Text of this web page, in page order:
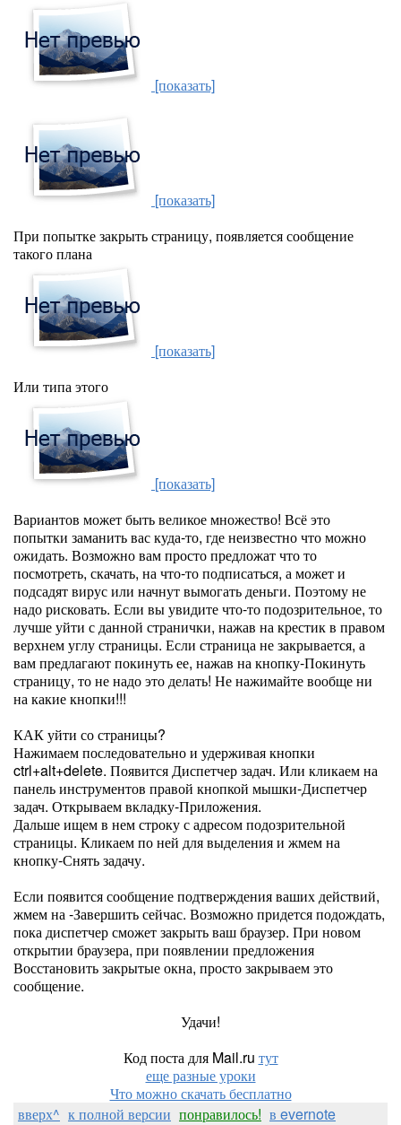
[показать]
[показать]
При попытке закрыть страницу, появляется сообщение
такого плана
[показать]
Или типа этого
[показать]
Вариантов может быть великое множество! Всё это
попытки заманить вас куда-то, где неизвестно что можно
ожидать. Возможно вам просто предложат что то
посмотреть, скачать, на что-то подписаться, а может и
подсадят вирус или начнут вымогать деньги. Поэтому не
надо рисковать. Если вы увидите что-то подозрительное, то
лучше уйти с данной странички, нажав на крестик в правом
верхнем углу страницы. Если страница не закрывается, а
вам предлагают покинуть ее, нажав на кнопку-Покинуть
страницу, то не надо это делать! Не нажимайте вообще ни
на какие кнопки!!!
КАК уйти со страницы?
Нажимаем последовательно и удерживая кнопки
ctrl+alt+delete. Появится Диспетчер задач. Или кликаем на
панель инструментов правой кнопкой мышки-Диспетчер
задач. Открываем вкладку-Приложения.
Дальше ищем в нем строку с адресом подозрительной
страницы. Кликаем по ней для выделения и жмем на
кнопку-Снять задачу.
Если появится сообщение подтверждения ваших действий,
жмем на -Завершить сейчас. Возможно придется подождать,
пока диспетчер сможет закрыть ваш браузер. При новом
открытии браузера, при появлении предложения
Восстановить закрытые окна, просто закрываем это
сообщение.
Удачи!
Код поста для Mail.ru тут
еще разные уроки
Что можно скачать бесплатно
вверх^ к полной версии понравилось! в evernote